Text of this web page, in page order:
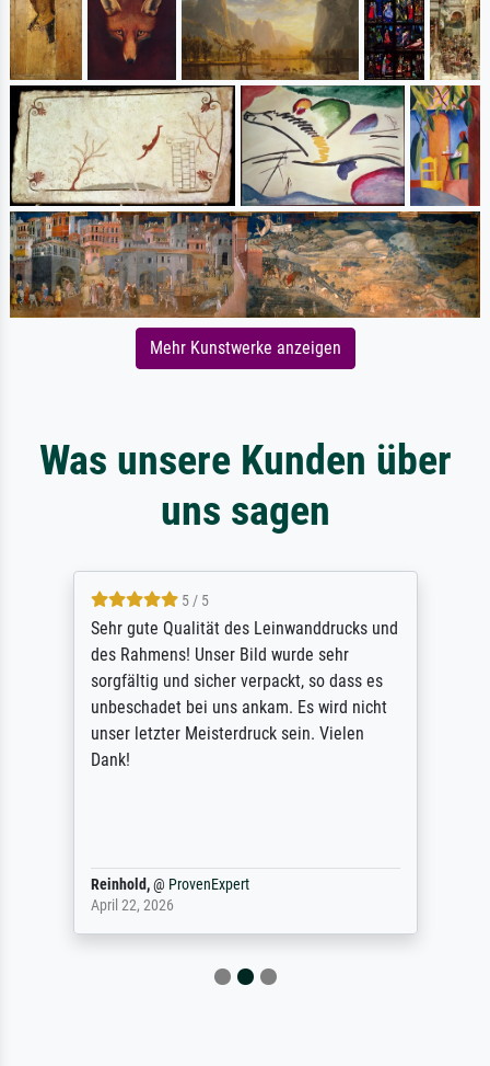
Mehr Kunstwerke anzeigen
Was unsere Kunden über
uns sagen
5 / 5
Sehr gute Qualität des Leinwanddrucks und
des Rahmens! Unser Bild wurde sehr
sorgfältig und sicher verpackt, so dass es
unbeschadet bei uns ankam. Es wird nicht
unser letzter Meisterdruck sein. Vielen
Dank!
Reinhold,@ ProvenExpert
April 22, 2026